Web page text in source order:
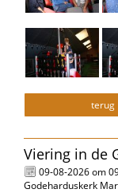
terug
Viering in de
09-08-2026 om
Godeharduskerk